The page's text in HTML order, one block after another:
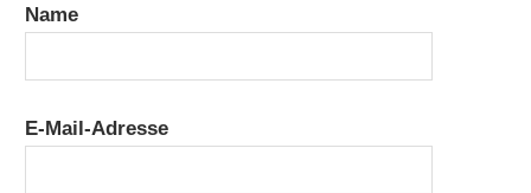
Name
E-Mail-Adresse